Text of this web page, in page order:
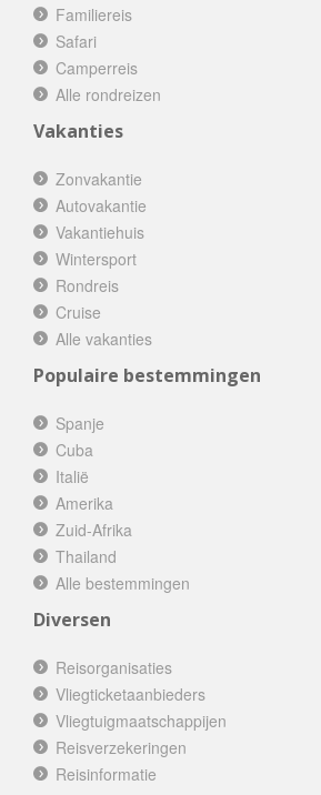
Familiereis
Safari
Camperreis
Alle rondreizen
Vakanties
Zonvakantie
Autovakantie
Vakantiehuis
Wintersport
Rondreis
Cruise
Alle vakanties
Populaire bestemmingen
Spanje
Cuba
Italië
Amerika
Zuid-Afrika
Thailand
Alle bestemmingen
Diversen
Reisorganisaties
Vliegticketaanbieders
Vliegtuigmaatschappijen
Reisverzekeringen
Reisinformatie